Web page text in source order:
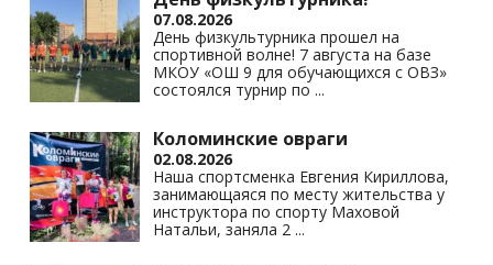
ni
ki
07.08.2026
День физкультурника прошел на
спортивной волне! 7 августа на базе
МКОУ «ОШ 9 для обучающихся с ОВЗ»
состоялся турнир по ...
Коломинские овраги
02.08.2026
Наша спортсменка Евгения Кириллова,
занимающаяся по месту жительства у
инструктора по спорту Маховой
Натальи, заняла 2 ...